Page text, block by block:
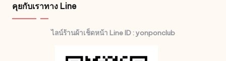
คุยกับเราทาง Line
ไลน์ร้านผ้าเช็ดหน้า Line ID : yonponclub